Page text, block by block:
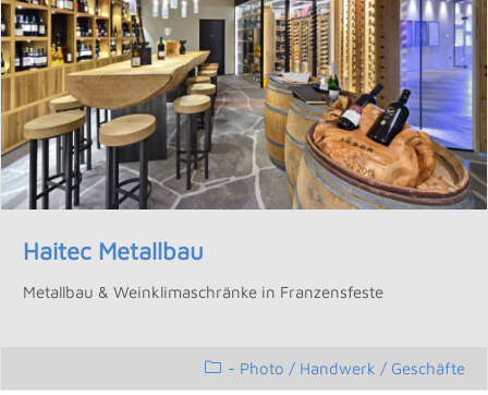
Haitec Metallbau
Metallbau & Weinklimaschränke in Franzensfeste
- Photo / Handwerk / Geschäfte